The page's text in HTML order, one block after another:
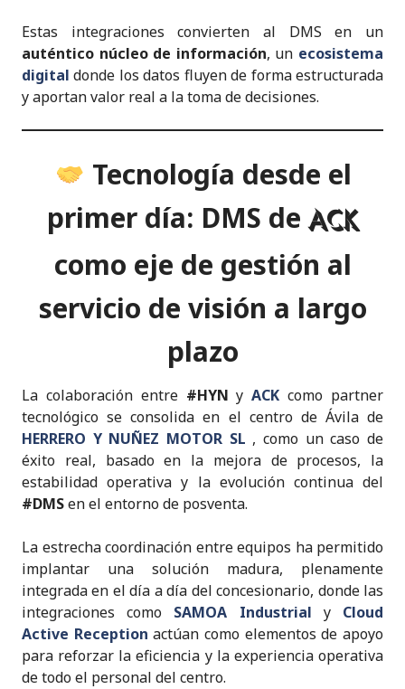
Estas integraciones convierten al DMS en un
auténtico núcleo de información, un ecosistema
digital donde los datos fluyen de forma estructurada
y aportan valor real a la toma de decisiones.
Tecnología desde el
primer día: DMS deACK
como eje de gestión al
servicio de visión a largo
plazo
La colaboración entre #HYN yACK como partner
tecnológico se consolida en el centro de Ávila de
HERRERO Y NUÑEZ MOTOR SL , como un caso de
éxito real, basado en la mejora de procesos, la
estabilidad operativa y la evolución continua del
#DMSen el entorno de posventa.
La estrecha coordinación entre equipos ha permitido
implantar una solución madura, plenamente
integrada en el día a día del concesionario, donde las
integraciones como SAMOA Industrial y Cloud
Active Reception actúan como elementos de apoyo
para reforzar la eficiencia y la experiencia operativa
de todo el personal del centro.